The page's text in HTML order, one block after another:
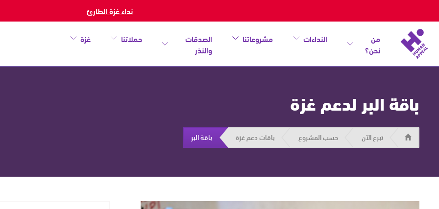
نداء غزة الطارئ
من
نحن؟
النداءات مشروعاتنا الصدقات
والنذر
حملاتنا غزة
باقة البر لدعم غزة
هيومان
أبيل
أجل
تبرع الآن حسب المشروع باقات دعم غزة باقة البر
خطأ